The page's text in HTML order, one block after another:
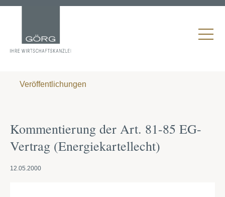
Veröffentlichungen
Kommentierung der Art. 81-85 EG-
Vertrag (Energiekartellecht)
12.05.2000